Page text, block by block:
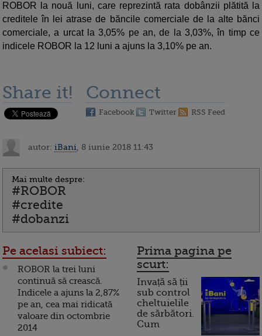
ROBOR la nouă luni, care reprezintă rata dobânzii plătită la
creditele în lei atrase de băncile comerciale de la alte bănci
comerciale, a urcat la 3,05% pe an, de la 3,03%, în timp ce
indicele ROBOR la 12 luni a ajuns la 3,10% pe an.
Share it! Connect
Facebook Twitter RSS Feed
autor: iBani , 8 iunie 2018 11:43
Mai multe despre:
#ROBOR
#credite
#dobanzi
Pe acelasi subiect:
ROBOR la trei luni
continuă să crească.
Indicele a ajuns la 2,87%
pe an, cea mai ridicată
valoare din octombrie
2014
Prima pagina pe
scurt:
Invață să ții
sub control
cheltuielile
de sărbători.
Cum